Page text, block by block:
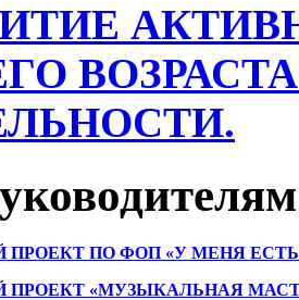
ПРОЕКТ ПО ФОП «У МЕНЯ
ПРОЕКТ «МУЗЫКАЛЬНАЯ